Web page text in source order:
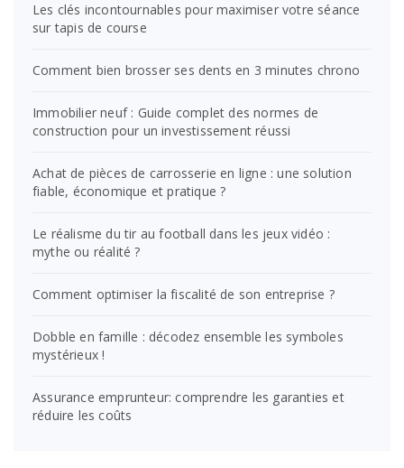
Les clés incontournables pour maximiser votre séance
sur tapis de course
Comment bien brosser ses dents en 3 minutes chrono
Immobilier neuf : Guide complet des normes de
construction pour un investissement réussi
Achat de pièces de carrosserie en ligne : une solution
fiable, économique et pratique ?
Le réalisme du tir au football dans les jeux vidéo :
mythe ou réalité ?
Comment optimiser la fiscalité de son entreprise ?
Dobble en famille : décodez ensemble les symboles
mystérieux !
Assurance emprunteur: comprendre les garanties et
réduire les coûts